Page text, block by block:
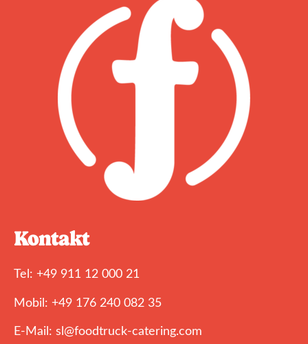
Kontakt
Tel: +49 911 12 000 21
Mobil: +49 176 240 082 35
E-Mail: sl@foodtruck-catering.com